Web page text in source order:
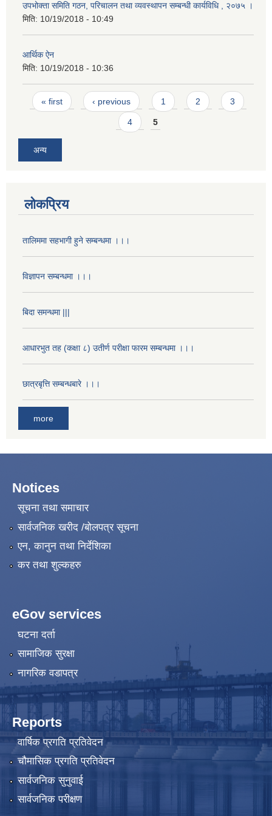
उपभोक्ता समिति गठन, परिचालन तथा व्यवस्थापन सम्बन्धी कार्यविधि , २०७५ ।
मिति: 10/19/2018 - 10:49
आर्थिक ऐन
मिति: 10/19/2018 - 10:36
Pages
« first ‹ previous 1 2 3
4 5
अन्य
लोकप्रिय
तालिममा सहभागी हुने सम्बन्धमा ।।।
विज्ञापन सम्बन्धमा ।।।
बिदा समन्धमा |||
आधारभुत तह (कक्षा ८) उतीर्ण परीक्षा फारम सम्बन्धमा ।।।
छात्रबृत्ति सम्बन्धबारे ।।।
more
Notices
सूचना तथा समाचार
सार्वजनिक खरीद /बोलपत्र सूचना
एन, कानुन तथा निर्देशिका
कर तथा शुल्कहरु
eGov services
घटना दर्ता
सामाजिक सुरक्षा
नागरिक वडापत्र
Reports
वार्षिक प्रगति प्रतिवेदन
चौमासिक प्रगति प्रतिवेदन
सार्वजनिक सुनुवाई
सार्वजनिक परीक्षण